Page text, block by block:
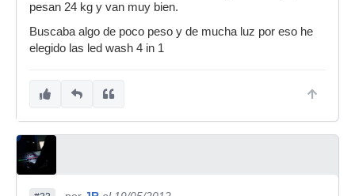
pesan 24 kg y van muy bien.
Buscaba algo de poco peso y de mucha luz por eso he
elegido las led wash 4 in 1